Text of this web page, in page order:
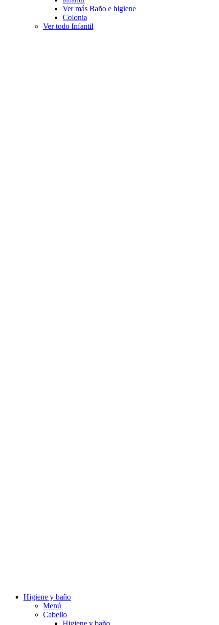
Ver más Baño e higiene
Colonia
Ver todo Infantil
Higiene y baño
Menú
Cabello